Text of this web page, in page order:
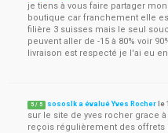
je tiens à vous faire partager
boutique car franchement elle
filière 3 suisses mais le seul
peuvent aller de -15 à 80% voir
livraison est respecté je l'ai eu
5 / 5 sososlk a évalué Yves Rocher le
sur le site de yves rocher grace
reçois régulièrement des